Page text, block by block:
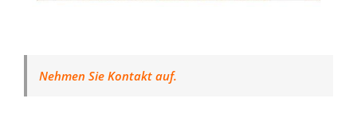
Nehmen Sie Kontakt auf.